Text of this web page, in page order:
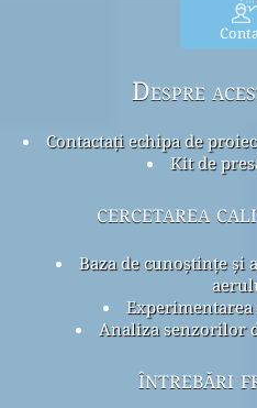
Despre
Contactați echipa de
Kit de
cercetarea
Baza de cunoștințe și
Analiza senzorilor
întrebări